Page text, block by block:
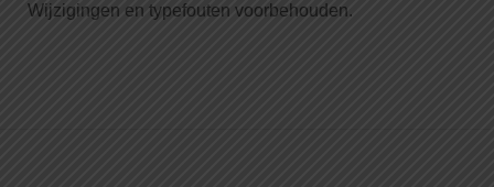
Wijzigingen en typefouten voorbehouden.